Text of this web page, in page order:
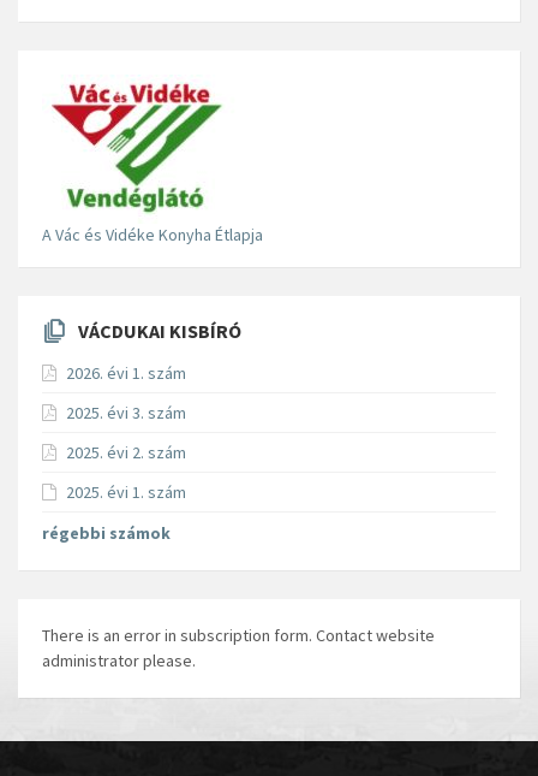
A Vác és Vidéke Konyha Étlapja
VÁCDUKAI KISBÍRÓ
2026. évi 1. szám
2025. évi 3. szám
2025. évi 2. szám
2025. évi 1. szám
régebbi számok
There is an error in subscription form. Contact website
administrator please.